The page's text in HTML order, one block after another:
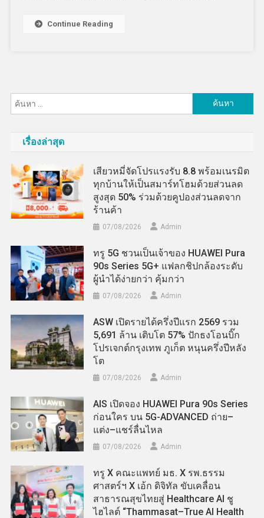
Continue Reading
สำหรับ:
เรื่องล่าสุด
เสียวหมี่จัดโปรแรงรับ 8.8 พร้อมเนรมิต
ทุกบ้านให้เป็นสมาร์ทโฮมด้วยส่วนลด
สูงสุด 50% ร่วมด้วยคูปองส่วนลดจาก
ร้านค้า
07/08/2026 Admin
ทรู 5G ชวนเป็นเจ้าของ HUAWEI Pura
90s Series 5G+ แฟลกชิปกล้องระดับ
ผู้นำได้ง่ายกว่า คุ้มกว่า
07/08/2026 Admin
ASW เปิดรายได้ครึ่งปีแรก 2569 รวม
5,691 ล้าน เติบโต 57% ปักธงโอนบิ๊ก
โปรเจกต์กรุงเทพ ภูเก็ต หนุนครึ่งปีหลัง
โต
07/08/2026 Admin
AIS เปิดจอง HUAWEI Pura 90s Series
ก่อนใคร บน 5G-ADVANCED ถ่าย–
แต่ง–แชร์ลื่นไหล
07/08/2026 Admin
ทรู X คณะแพทย์ มธ. X รพ.ธรรม
ศาสตร์ฯ X เอ้ก ดิจิทัล ขับเคลื่อน
สาธารณสุขไทยสู่ Healthcare AI ชู
ไฮไลต์ “Thammasat–True AI Health